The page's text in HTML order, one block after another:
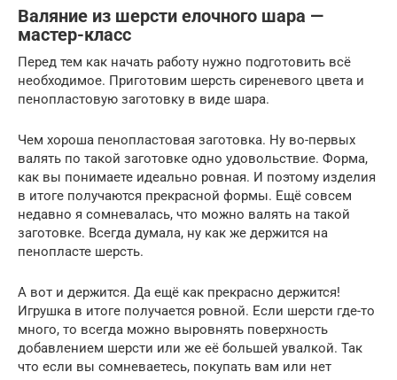
Валяние из шерсти елочного шара —
мастер-класс
Перед тем как начать работу нужно подготовить всё
необходимое. Приготовим шерсть сиреневого цвета и
пенопластовую заготовку в виде шара.
Чем хороша пенопластовая заготовка. Ну во-первых
валять по такой заготовке одно удовольствие. Форма,
как вы понимаете идеально ровная. И поэтому изделия
в итоге получаются прекрасной формы. Ещё совсем
недавно я сомневалась, что можно валять на такой
заготовке. Всегда думала, ну как же держится на
пенопласте шерсть.
А вот и держится. Да ещё как прекрасно держится!
Игрушка в итоге получается ровной. Если шерсти где-то
много, то всегда можно выровнять поверхность
добавлением шерсти или же её большей увалкой. Так
что если вы сомневаетесь, покупать вам или нет